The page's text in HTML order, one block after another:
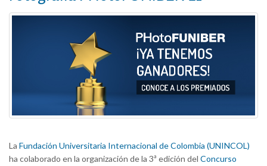
La Fundación Universitaria Internacional de Colombia (UNINCOL)
ha colaborado en la organización de la 3ª edición del Concurso